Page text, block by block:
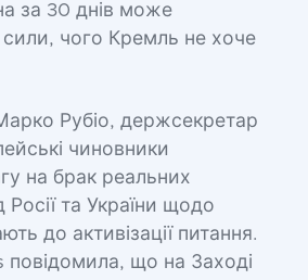
за 30 днів може
сили, чого Кремль не хоче
Рубіо, держсекретар
чиновники
на брак реальних
Росії та України щодо
до активізації питання.
повідомила, що на Заході